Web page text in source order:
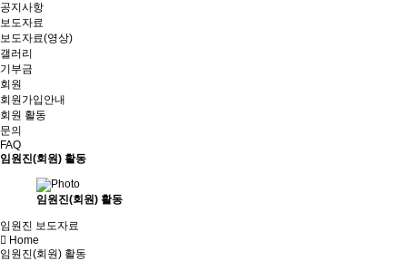
공지사항
보도자료
보도자료(영상)
갤러리
기부금
회원
회원가입안내
회원 활동
문의
FAQ
임원진(회원) 활동
임원진(회원) 활동
임원진 보도자료
Home
임원진(회원) 활동